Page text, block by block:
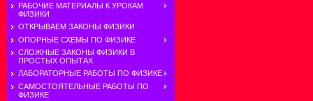
РАБОЧИЕ МАТЕРИАЛЫ К УРОКАМ
ФИЗИКИ
ОТКРЫВАЕМ ЗАКОНЫ ФИЗИКИ
ОПОРНЫЕ СХЕМЫ ПО ФИЗИКЕ
СЛОЖНЫЕ ЗАКОНЫ ФИЗИКИ В
ПРОСТЫХ ОПЫТАХ
ЛАБОРАТОРНЫЕ РАБОТЫ ПО ФИЗИКЕ
САМОСТОЯТЕЛЬНЫЕ РАБОТЫ ПО
ФИЗИКЕ